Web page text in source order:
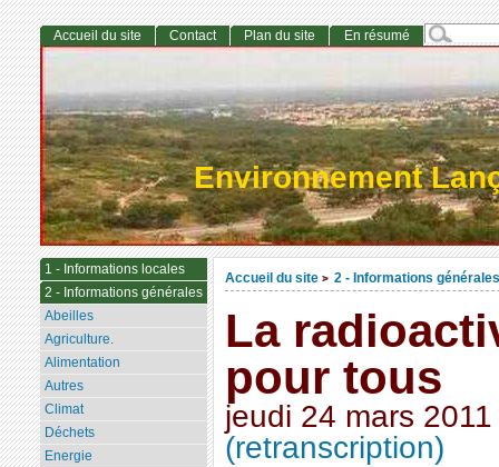
Environnement
Accueil du site > 2 - Informations générales
La
pour tous
jeudi 24 mars 2011
(retranscription)
Accueil du site Contact Plan du site En résumé
1 - Informations locales
2 - Informations générales
Abeilles
Agriculture.
Alimentation
Autres
Climat
Déchets
Energie